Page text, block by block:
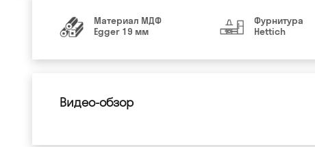
Материал МДФ
Egger 19 мм
Фурнитура
Hettich
Видео-обзор